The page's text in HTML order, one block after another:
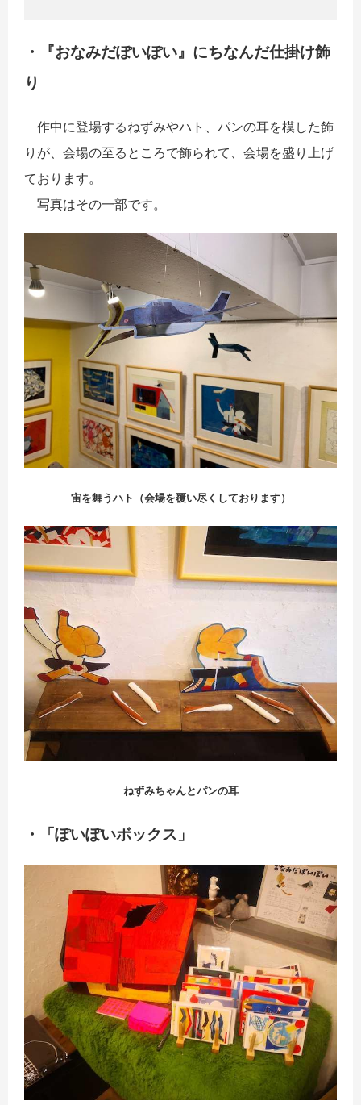
・『おなみだぽいぽい』にちなんだ仕掛け飾
り
作中に登場するねずみやハト、パンの耳を模した飾
りが、会場の至るところで飾られて、会場を盛り上げ
ております。
写真はその一部です。
宙を舞うハト（会場を覆い尽くしております）
ねずみちゃんとパンの耳
・「ぽいぽいボックス」